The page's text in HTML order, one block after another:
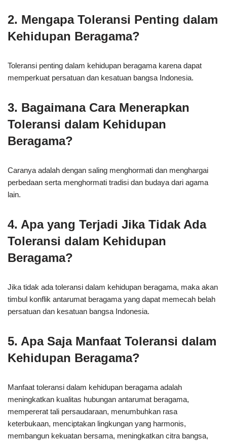
2. Mengapa Toleransi Penting dalam
Kehidupan Beragama?
Toleransi penting dalam kehidupan beragama karena dapat
memperkuat persatuan dan kesatuan bangsa Indonesia.
3. Bagaimana Cara Menerapkan
Toleransi dalam Kehidupan
Beragama?
Caranya adalah dengan saling menghormati dan menghargai
perbedaan serta menghormati tradisi dan budaya dari agama
lain.
4. Apa yang Terjadi Jika Tidak Ada
Toleransi dalam Kehidupan
Beragama?
Jika tidak ada toleransi dalam kehidupan beragama, maka akan
timbul konflik antarumat beragama yang dapat memecah belah
persatuan dan kesatuan bangsa Indonesia.
5. Apa Saja Manfaat Toleransi dalam
Kehidupan Beragama?
Manfaat toleransi dalam kehidupan beragama adalah
meningkatkan kualitas hubungan antarumat beragama,
mempererat tali persaudaraan, menumbuhkan rasa
keterbukaan, menciptakan lingkungan yang harmonis,
membangun kekuatan bersama, meningkatkan citra bangsa,